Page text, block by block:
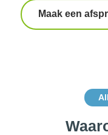
Maak een